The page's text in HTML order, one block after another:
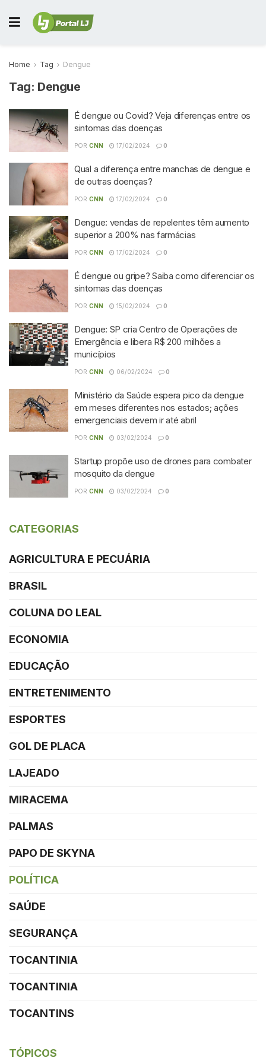
Home Tag Dengue
Tag: Dengue
É dengue ou Covid? Veja diferenças entre os
sintomas das doenças
POR CNN 17/02/2024 0
Qual a diferença entre manchas de dengue e
de outras doenças?
POR CNN 17/02/2024 0
Dengue: vendas de repelentes têm aumento
superior a 200% nas farmácias
POR CNN 17/02/2024 0
É dengue ou gripe? Saiba como diferenciar os
sintomas das doenças
POR CNN 15/02/2024 0
Dengue: SP cria Centro de Operações de
Emergência e libera R$ 200 milhões a
municípios
POR CNN 06/02/2024 0
Ministério da Saúde espera pico da dengue
em meses diferentes nos estados; ações
emergenciais devem ir até abril
POR CNN 03/02/2024 0
Startup propõe uso de drones para combater
mosquito da dengue
POR CNN 03/02/2024 0
CATEGORIAS
AGRICULTURA E PECUÁRIA
BRASIL
COLUNA DO LEAL
ECONOMIA
EDUCAÇÃO
ENTRETENIMENTO
ESPORTES
GOL DE PLACA
LAJEADO
MIRACEMA
PALMAS
PAPO DE SKYNA
POLÍTICA
SAÚDE
SEGURANÇA
TOCANTINIA
TOCANTINIA
TOCANTINS
TÓPICOS